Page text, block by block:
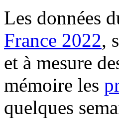
Les données
France 2022,
et à mesure
mémoire les
quelques